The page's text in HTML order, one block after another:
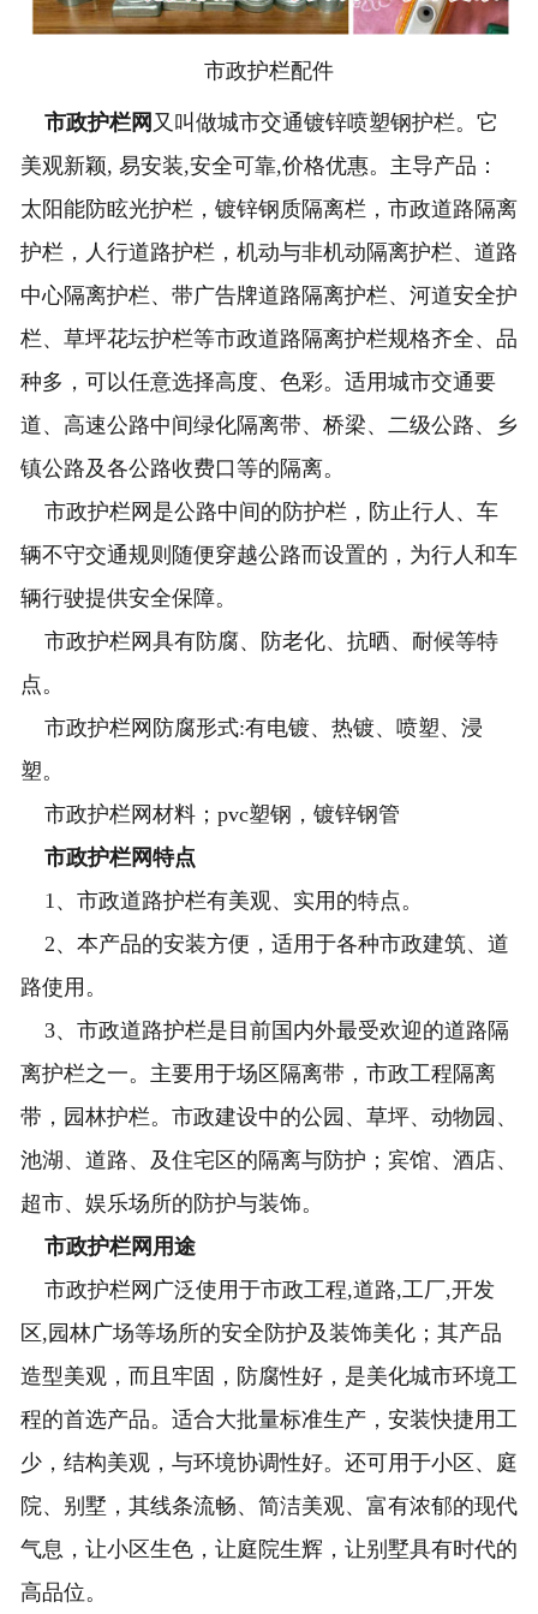
市政护栏配件
市政护栏网 又叫做城市交通镀锌喷塑钢护栏。它
美观新颖, 易安装,安全可靠,价格优惠。主导产品：
太阳能防眩光护栏，镀锌钢质隔离栏，市政道路隔离
护栏，人行道路护栏，机动与非机动隔离护栏、道路
中心隔离护栏、带广告牌道路隔离护栏、河道安全护
栏、草坪花坛护栏等市政道路隔离护栏规格齐全、品
种多，可以任意选择高度、色彩。适用城市交通要
道、高速公路中间绿化隔离带、桥梁、二级公路、乡
镇公路及各公路收费口等的隔离。
市政护栏网是公路中间的防护栏，防止行人、车
辆不守交通规则随便穿越公路而设置的，为行人和车
辆行驶提供安全保障。
市政护栏网具有防腐、防老化、抗晒、耐候等特
点。
市政护栏网防腐形式:有电镀、热镀、喷塑、浸
塑。
市政护栏网材料；pvc塑钢，镀锌钢管
市政护栏网特点
1、市政道路护栏有美观、实用的特点。
2、本产品的安装方便，适用于各种市政建筑、道
路使用。
3、市政道路护栏是目前国内外最受欢迎的道路隔
离护栏之一。主要用于场区隔离带，市政工程隔离
带，园林护栏。市政建设中的公园、草坪、动物园、
池湖、道路、及住宅区的隔离与防护；宾馆、酒店、
超市、娱乐场所的防护与装饰。
市政护栏网用途
市政护栏网广泛使用于市政工程,道路,工厂,开发
区,园林广场等场所的安全防护及装饰美化；其产品
造型美观，而且牢固，防腐性好，是美化城市环境工
程的首选产品。适合大批量标准生产，安装快捷用工
少，结构美观，与环境协调性好。还可用于小区、庭
院、别墅，其线条流畅、简洁美观、富有浓郁的现代
气息，让小区生色，让庭院生辉，让别墅具有时代的
高品位。